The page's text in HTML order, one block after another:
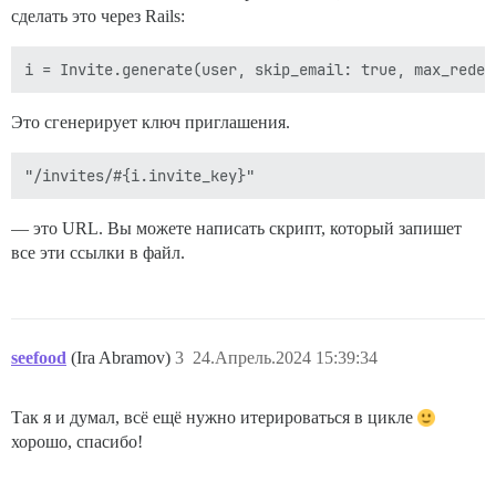
сделать это через Rails:
Это сгенерирует ключ приглашения.
— это URL. Вы можете написать скрипт, который запишет
все эти ссылки в файл.
seefood (Ira Abramov) 24.Апрель.2024 15:39:34
3
Так я и думал, всё ещё нужно итерироваться в цикле
хорошо, спасибо!